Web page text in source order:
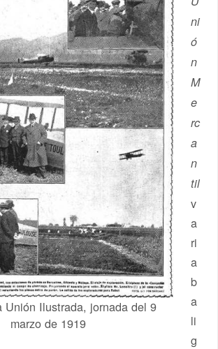
Unión Ilustrada, jornada del 9
marzo de 1919
ni
ó
n
M
e
rc
a
n
til
v
a
ri
a
b
a
li
g